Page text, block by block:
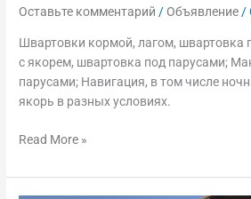
Оставьте комментарий / Объявление/
Швартовки кормой, лагом, швартовка
с якорем, швартовка под парусами;
парусами; Навигация, в том числе
якорь в разных условиях.
Read More »